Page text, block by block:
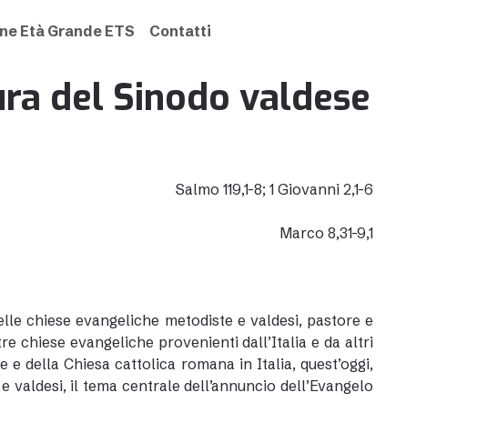
Età Grande ETS Contatti
del Sinodo valdese
Salmo 119,1-8; 1 Giovanni 2,1-6
Marco 8,31-9,1
chiese evangeliche metodiste e valdesi, pastore e
chiese evangeliche provenienti dall’Italia e da altri
della Chiesa cattolica romana in Italia, quest’oggi,
il tema centrale dell’annuncio dell’Evangelo